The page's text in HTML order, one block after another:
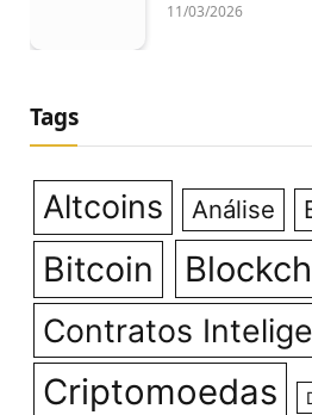
11/03/2026
Tags
Altcoins Análise
Bitcoin
Contratos
Criptomoedas